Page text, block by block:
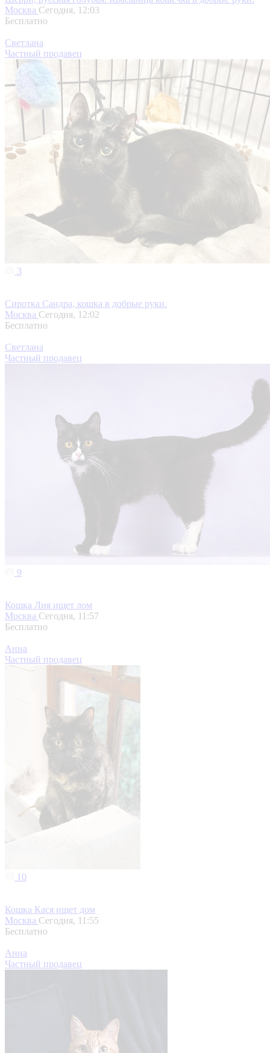
Москва Сегодня, 12:03
Бесплатно
Светлана
Частный продавец
3
Сиротка Сандра, кошка в добрые руки.
Москва Сегодня, 12:02
Бесплатно
Светлана
Частный продавец
9
Кошка Лия ищет лом
Москва Сегодня, 11:57
Бесплатно
Анна
Частный продавец
10
Кошка Кася ищет дом
Москва Сегодня, 11:55
Бесплатно
Анна
Частный продавец